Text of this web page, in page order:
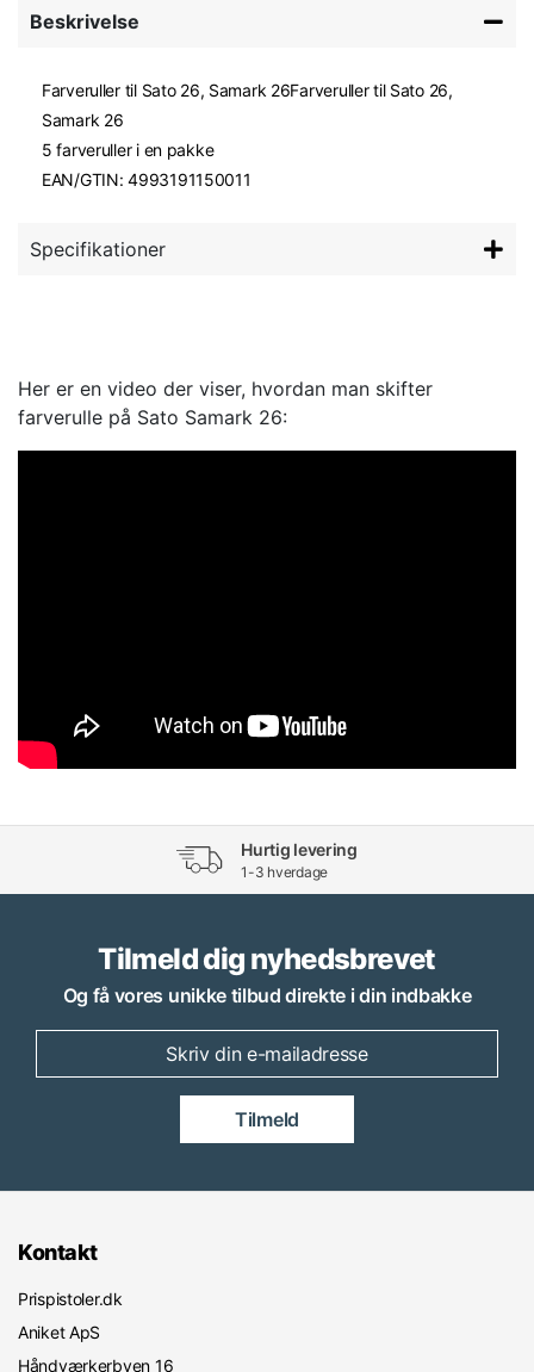
Beskrivelse
Farveruller til Sato 26, Samark 26Farveruller til Sato 26,
Samark 26
5 farveruller i en pakke
EAN/GTIN: 4993191150011
Specifikationer
Her er en video der viser, hvordan man skifter
farverulle på Sato Samark 26:
Hurtig levering
1-3 hverdage
Tilmeld dig nyhedsbrevet
Og få vores unikke tilbud direkte i din indbakke
Tilmeld
Kontakt
Prispistoler.dk
Aniket ApS
Håndværkerbyen 16